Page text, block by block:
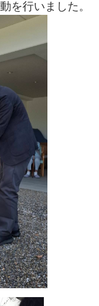
を行いました。